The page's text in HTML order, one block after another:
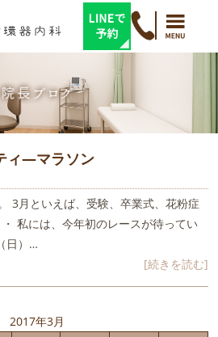
ィ―マラソン
3月といえば、受験、卒業式、花粉症
私には、今年初のレースが待ってい
日）…
[続きを読む]
2017年3月